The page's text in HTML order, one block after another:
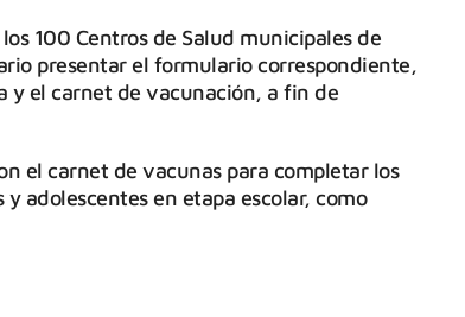
100 Centros de Salud municipales de
presentar el formulario correspondiente,
y el carnet de vacunación, a fin de
el carnet de vacunas para completar los
adolescentes en etapa escolar, como